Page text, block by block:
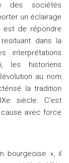
des sociétés
un éclairage
est de répondre
dans la
interprétations
les historiens
au nom
la tradition
siècle. C’est
avec force
bourgeoise », il